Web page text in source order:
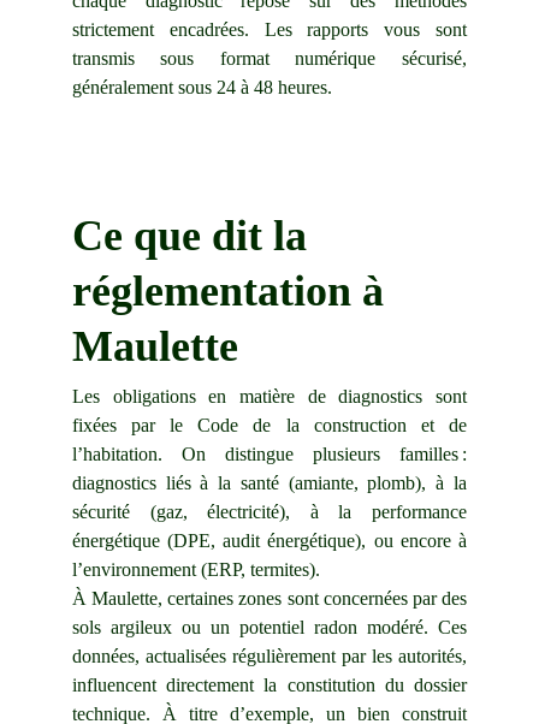
strictement encadrées. Les rapports vous sont
transmis sous format numérique sécurisé,
généralement sous 24 à 48 heures.
Ce que dit la
réglementation à
Maulette
Les obligations en matière de diagnostics sont
fixées par le Code de la construction et de
l’habitation. On distingue plusieurs familles :
diagnostics liés à la santé (amiante, plomb), à la
sécurité (gaz, électricité), à la performance
énergétique (DPE, audit énergétique), ou encore à
l’environnement (ERP, termites).
À Maulette, certaines zones sont concernées par des
sols argileux ou un potentiel radon modéré. Ces
données, actualisées régulièrement par les autorités,
influencent directement la constitution du dossier
technique. À titre d’exemple, un bien construit